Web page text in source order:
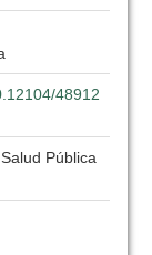
48912
Pública